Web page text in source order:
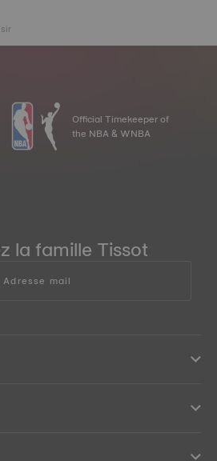
Official Timekeeper of
the NBA & WNBA
la famille Tissot
Adresse mail